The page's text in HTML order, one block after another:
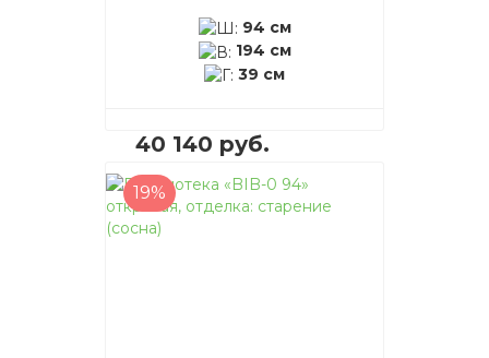
94 см
194 см
39 см
40 140 руб.
– + В корзину
19%